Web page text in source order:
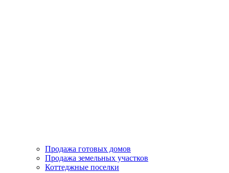
Продажа готовых домов
Продажа земельных участков
Коттеджные поселки